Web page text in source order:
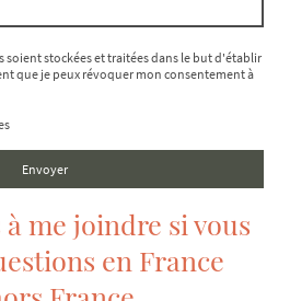
soient stockées et traitées dans le but d'établir
que je peux révoquer mon consentement à
Envoyer
me joindre si vous
en France